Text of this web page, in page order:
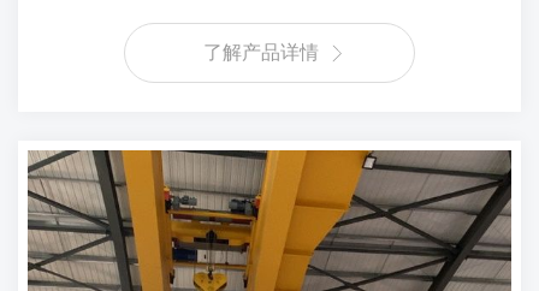
了解产品详情